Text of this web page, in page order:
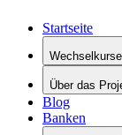
Startseite
Wechselkurse
Über das
Blog
Banken